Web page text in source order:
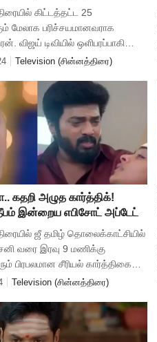
கிட்டத்தட்ட 25
மேலாக பரிச்சயமானவராக
விஜய் டிவியில் ஒளிபரப்பாகி
பொன்னி போன்ற
Television (சின்னத்திரை)
கதறி அழுத கார்த்திக்!
இன்றைய எபிசோட் அப்டேட்
ஜீ தமிழ் தொலைக்காட்சியில்
வரை இரவு 9 மணிக்கு
பிரபலமான சீரியல் கார்த்திகை
நேற்றைய எபிசோடில் கார்த்திக்
Television (சின்னத்திரை)